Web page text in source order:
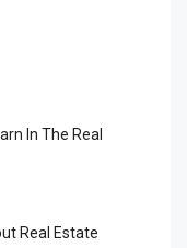
In The Real
Real Estate